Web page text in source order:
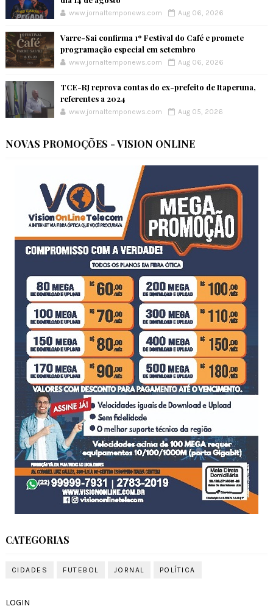
www.jornaltemponews.com Aug 06, 2026
Varre-Sai confirma 1º Festival do Café e promete
programação especial em setembro
www.jornaltemponews.com Aug 06, 2026
TCE-RJ reprova contas do ex-prefeito de Itaperuna,
referentes a 2024
www.jornaltemponews.com Aug 05, 2026
NOVAS PROMOÇÕES - VISION ONLINE
CATEGORIAS
CIDADES FUTEBOL JORNAL POLÍTICA
LOGIN